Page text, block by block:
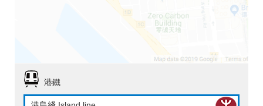
港鐵